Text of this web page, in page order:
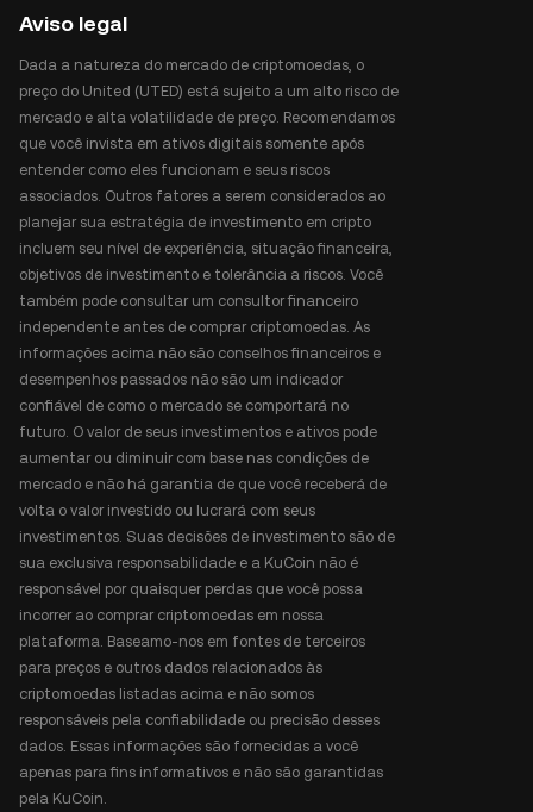
Aviso legal
Dada a natureza do mercado de criptomoedas, o
preço do United (UTED) está sujeito a um alto risco de
mercado e alta volatilidade de preço. Recomendamos
que você invista em ativos digitais somente após
entender como eles funcionam e seus riscos
associados. Outros fatores a serem considerados ao
planejar sua estratégia de investimento em cripto
incluem seu nível de experiência, situação financeira,
objetivos de investimento e tolerância a riscos. Você
também pode consultar um consultor financeiro
independente antes de comprar criptomoedas. As
informações acima não são conselhos financeiros e
desempenhos passados não são um indicador
confiável de como o mercado se comportará no
futuro. O valor de seus investimentos e ativos pode
aumentar ou diminuir com base nas condições de
mercado e não há garantia de que você receberá de
volta o valor investido ou lucrará com seus
investimentos. Suas decisões de investimento são de
sua exclusiva responsabilidade e a KuCoin não é
responsável por quaisquer perdas que você possa
incorrer ao comprar criptomoedas em nossa
plataforma. Baseamo-nos em fontes de terceiros
para preços e outros dados relacionados às
criptomoedas listadas acima e não somos
responsáveis pela confiabilidade ou precisão desses
dados. Essas informações são fornecidas a você
apenas para fins informativos e não são garantidas
pela KuCoin.